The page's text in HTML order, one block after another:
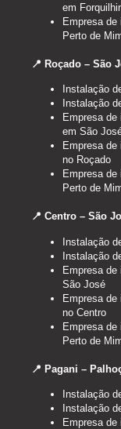
em
Empresa de
Perto de
📍 Roçado – São
Instalação
Instalação
Empresa
em São
Empresa
no Roçado
Empresa
Perto de
📍 Centro – São
Instalação
Instalação
Empresa de
São José
Empresa de
no Centro
Empresa de
Perto de
📍 Pagani –
Instalação
Instalação
Empresa